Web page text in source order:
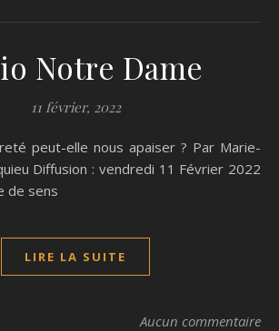
Notre Dame
11 février, 2022
Diffusion : vendredi 11 Février 2022
de sens
LIRE LA SUITE
Aucun commentaire